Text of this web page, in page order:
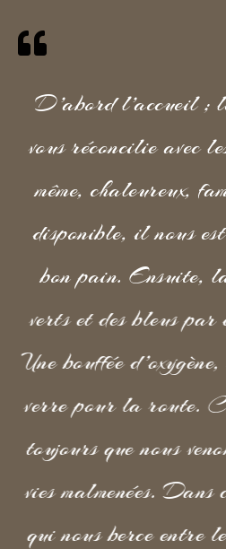
D’abord l’accueil ;
vous réconcilie avec
même, chaleureux,
disponible, il nous
bon pain. Ensuite,
verts et des bleus par
Une bouffée
verre pour la route.
toujours que nous
vies malmenées. Dans
qui nous berce entre